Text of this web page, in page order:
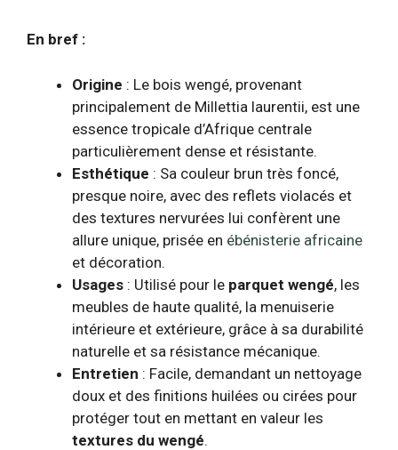
En bref :
Origine : Le bois wengé, provenant
principalement de Millettia laurentii, est une
essence tropicale d’Afrique centrale
particulièrement dense et résistante.
Esthétique : Sa couleur brun très foncé,
presque noire, avec des reflets violacés et
des textures nervurées lui confèrent une
allure unique, prisée en ébénisterie africaine
et décoration.
Usages : Utilisé pour le parquet wengé, les
meubles de haute qualité, la menuiserie
intérieure et extérieure, grâce à sa durabilité
naturelle et sa résistance mécanique.
Entretien : Facile, demandant un nettoyage
doux et des finitions huilées ou cirées pour
protéger tout en mettant en valeur les
textures du wengé.